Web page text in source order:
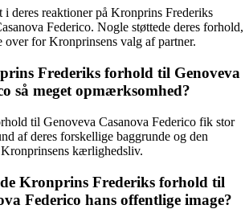
deres reaktioner på Kronprins Frederiks
Federico. Nogle støttede deres forhold,
over for Kronprinsens valg af partner.
Frederiks forhold til Genoveva
så meget opmærksomhed?
til Genoveva Casanova Federico fik stor
af deres forskellige baggrunde og den
kærlighedsliv.
Kronprins Frederiks forhold til
Federico hans offentlige image?